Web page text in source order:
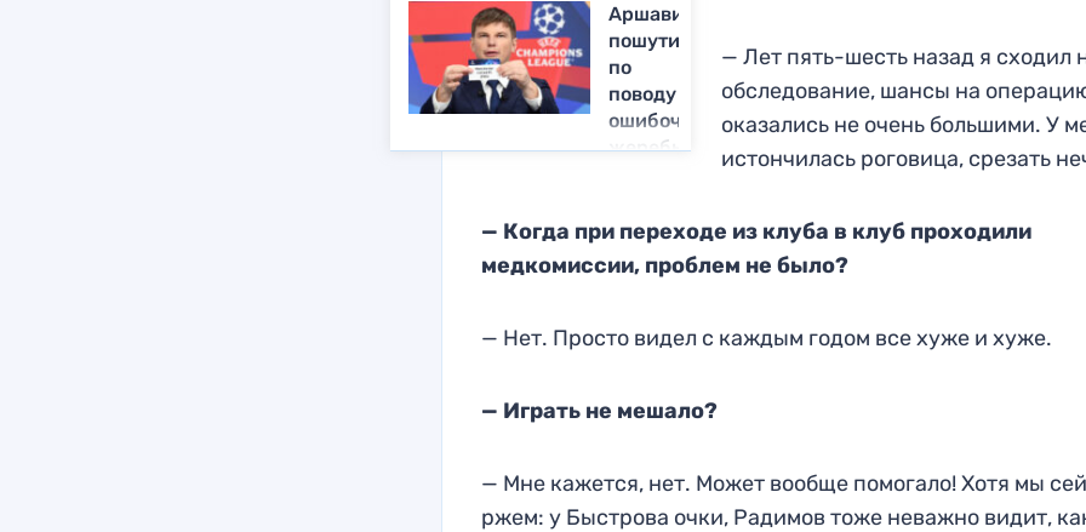
Аршавин
пошутил
по
поводу
ошибочной
жеребьевки
— Лет пять-шесть назад я сходил
обследование, шансы на
оказались не очень большими. У
истончилась роговица, срезать
— Когда при переходе из клуба в клуб проходили
медкомиссии, проблем не было?
— Нет. Просто видел с каждым годом все хуже и хуже.
— Играть не мешало?
— Мне кажется, нет. Может вообще помогало! Хотя мы
ржем: у Быстрова очки, Радимов тоже неважно видит,